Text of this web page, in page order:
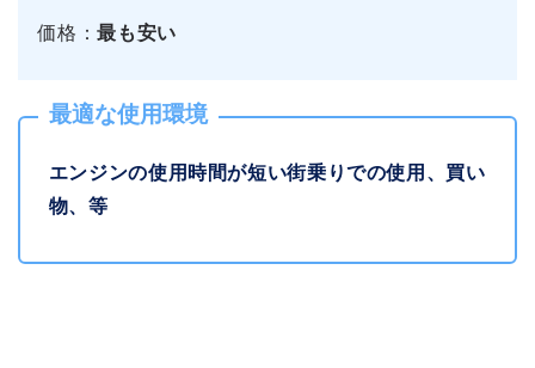
価格：最も安い
最適な使用環境
エンジンの使用時間が短い街乗りでの使用、買い
物、等